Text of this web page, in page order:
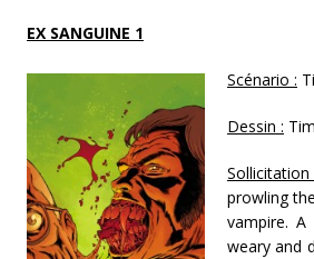
EX SANGUINE 1
Scénario :
Dessin :
Sollicitation
prowling
vampire.
weary and